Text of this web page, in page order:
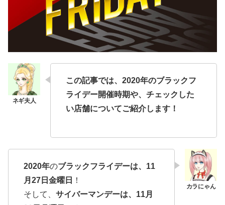
この記事では、2020年のブラックフ
ライデー開催時期や、チェックした
い店舗についてご紹介します！
2020年のブラックフライデーは、11
月27日金曜日
！
そして、 サイバーマンデーは、11月